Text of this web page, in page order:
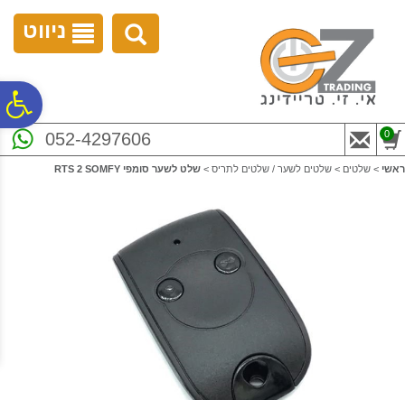
נגישות
ניווט
052-4297606 0
ראשי > שלטים > שלטים לשער / שלטים לתריס > שלט לשער סומפי RTS 2 SOMFY